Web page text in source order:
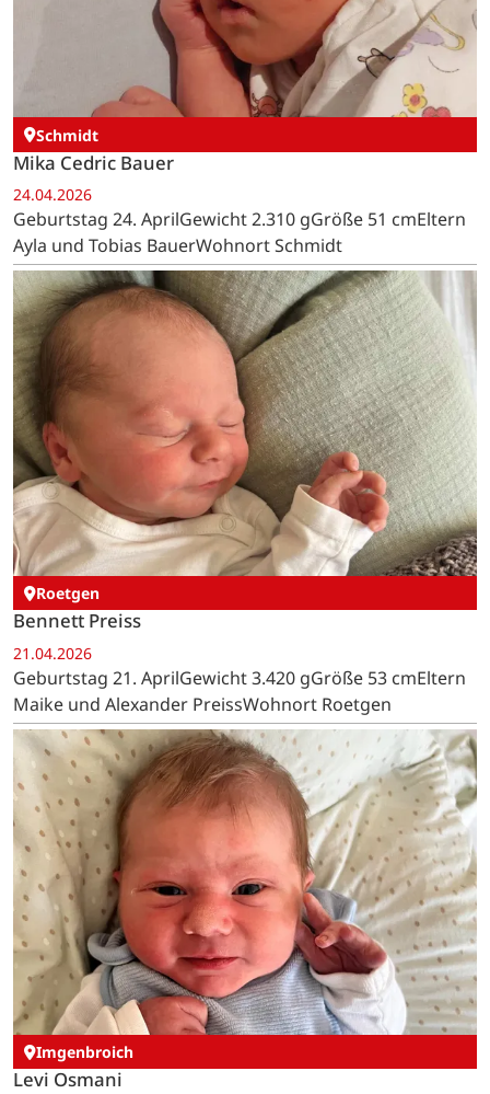
Schmidt
Mika Cedric Bauer
24.04.2026
Geburtstag 24. AprilGewicht 2.310 gGröße 51 cmEltern
Ayla und Tobias BauerWohnort Schmidt
Roetgen
Bennett Preiss
21.04.2026
Geburtstag 21. AprilGewicht 3.420 gGröße 53 cmEltern
Maike und Alexander PreissWohnort Roetgen
Imgenbroich
Levi Osmani